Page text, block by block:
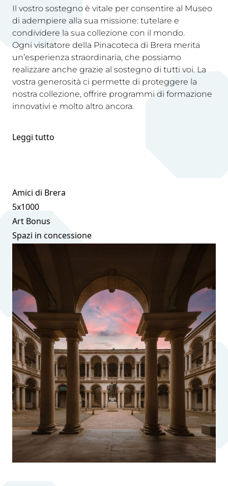
Il vostro sostegno è vitale per consentire al Museo
di adempiere alla sua missione: tutelare e
condividere la sua collezione con il mondo.
Ogni visitatore della Pinacoteca di Brera merita
un’esperienza straordinaria, che possiamo
realizzare anche grazie al sostegno di tutti voi. La
vostra generosità ci permette di proteggere la
nostra collezione, offrire programmi di formazione
innovativi e molto altro ancora.
Leggi tutto
Amici di Brera
5x1000
Art Bonus
Spazi in concessione